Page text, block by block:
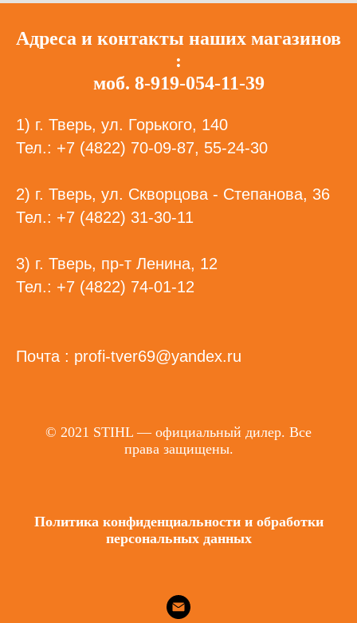
Адреса и контакты наших магазинов
:
моб. 8-919-054-11-39
1) г. Тверь, ул. Горького, 140
Тел.: +7 (4822) 70-09-87, 55-24-30
2) г. Тверь, ул. Скворцова - Степанова, 36
Тел.: +7 (4822) 31-30-11
3) г. Тверь, пр-т Ленина, 12
Тел.: +7 (4822) 74-01-12
Почта : profi-tver69@yandex.ru
© 2021 STIHL — официальный дилер. Все
права защищены.
Политика конфиденциальности и обработки
персональных данных